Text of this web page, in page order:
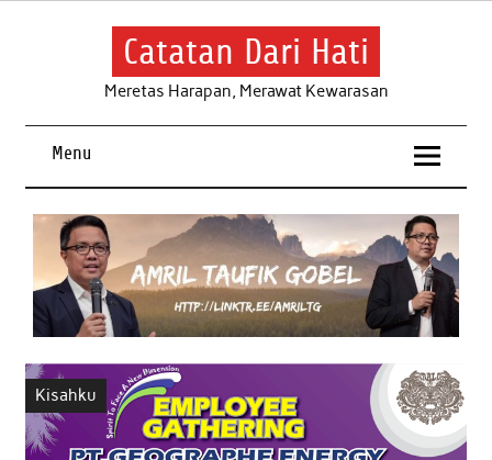
Skip
Catatan Dari Hati
Meretas Harapan, Merawat Kewarasan
Menu
Kisahku